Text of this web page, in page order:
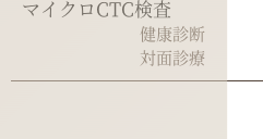
マイクロCTC検査
健康診断
対面診療